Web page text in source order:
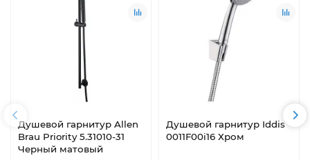
Душевой гарнитур Allen
Brau Priority 5.31010-31
Черный матовый
Душевой гарнитур Iddis
0011F00i16 Хром